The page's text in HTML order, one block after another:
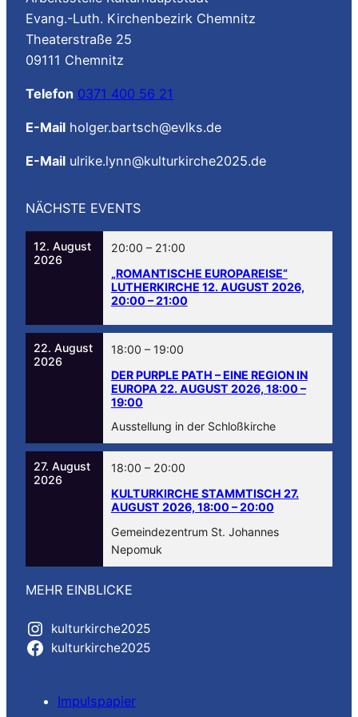
Evang.-Luth. Kirchenbezirk Chemnitz
Theaterstraße 25
09111 Chemnitz
Telefon 0371 400 56 21
E-Mail holger.bartsch@evlks.de
E-Mail ulrike.lynn@kulturkirche2025.de
NÄCHSTE EVENTS
12. August
2026
20:00 –21:00
„ROMANTISCHE EUROPAREISE“
LUTHERKIRCHE 12. AUGUST 2026,
20:00 –21:00
22. August
2026
18:00 –19:00
DER PURPLE PATH – EINE REGION IN
EUROPA 22. AUGUST 2026, 18:00 –
19:00
Ausstellung in der Schloßkirche
27. August
2026
18:00 –20:00
KULTURKIRCHE STAMMTISCH 27.
AUGUST 2026, 18:00 –20:00
Gemeindezentrum St. Johannes
Nepomuk
MEHR EINBLICKE
kulturkirche2025
kulturkirche2025
Impulspapier